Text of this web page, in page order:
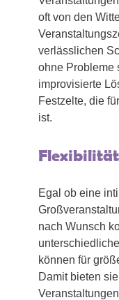
oft von den
verlässlichen
ohne Probleme
improvisierte
Festzelte, die
ist.
Egal ob eine
nach Wunsch
können für
Damit bieten